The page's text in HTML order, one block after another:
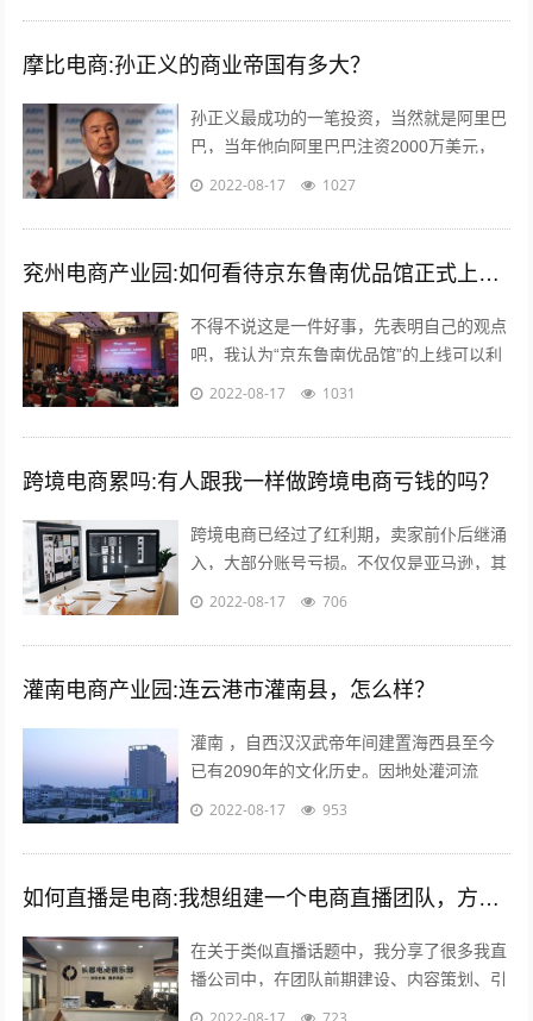
摩比电商:孙正义的商业帝国有多大？
孙正义最成功的一笔投资，当然就是阿里巴
巴，当年他向阿里巴巴注资2000万美元，
最后换来了240亿美金的回报，成为一段佳
2022-08-17 1027
兖州电商产业园:如何看待京东鲁南优品馆正式上线这件事？
不得不说这是一件好事，先表明自己的观点
吧，我认为“京东鲁南优品馆”的上线可以利
用电商的优势与渠道帮助当地的一些特产品
2022-08-17 1031
跨境电商累吗:有人跟我一样做跨境电商亏钱的吗？
跨境电商已经过了红利期，卖家前仆后继涌
入，大部分账号亏损。不仅仅是亚马逊，其
他平台速卖通 ebay wish等也是如此。 前几
2022-08-17 706
灌南电商产业园:连云港市灌南县，怎么样？
灌南 ，自西汉汉武帝年间建置海西县至今
已有2090年的文化历史。因地处灌河流
域，又因位于灌河之南而得名灌南 ,下辖11
2022-08-17 953
如何直播是电商:我想组建一个电商直播团队，方向是卖女装，请问需要怎么组建？
在关于类似直播话题中，我分享了很多我直
播公司中，在团队前期建设、内容策划、引
流推广及执行过程等干货；本不想多参合这